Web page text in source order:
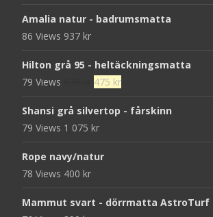
Amalia natur - badrumsmatta
86 Views 937 kr
Hilton grå 95 - heltäckningsmatta
79 Views
Det
priset
var:
475 krDet
priset
Shansi grå silvertop - fårskinn
79 Views 1 075 kr
Rope navy/natur
78 Views 400 kr
Mammut svart - dörrmatta AstroTurf